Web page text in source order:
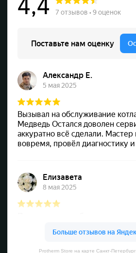
Protherm Store на карте